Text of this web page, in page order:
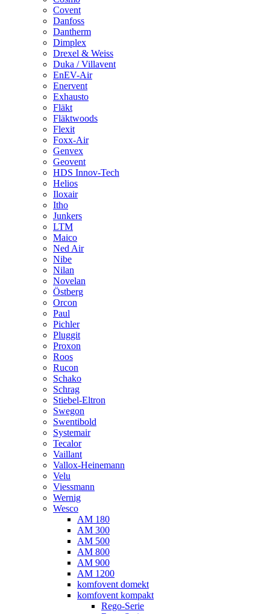
Covent
Danfoss
Dantherm
Dimplex
Drexel & Weiss
Duka / Villavent
EnEV-Air
Enervent
Exhausto
Fläkt
Fläktwoods
Flexit
Foxx-Air
Genvex
Geovent
HDS Innov-Tech
Helios
Iloxair
Itho
Junkers
LTM
Maico
Ned Air
Nibe
Nilan
Novelan
Östberg
Orcon
Paul
Pichler
Pluggit
Proxon
Roos
Rucon
Schako
Schrag
Stiebel-Eltron
Swegon
Swentibold
Systemair
Tecalor
Vaillant
Vallox-Heinemann
Velu
Viessmann
Wernig
Wesco
AM 180
AM 300
AM 500
AM 800
AM 900
AM 1200
komfovent domekt
komfovent kompakt
Rego-Serie